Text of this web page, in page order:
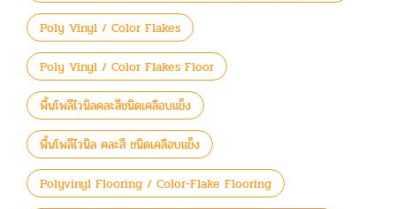
Poly Vinyl / Color Flakes
Poly Vinyl / Color Flakes Floor
พื้นโพลีไวนิลคละสีชนิดเคลือบแข็ง
พื้นโพลีไวนิล คละสี ชนิดเคลือบแข็ง
Polyvinyl Flooring / Color-Flake Flooring